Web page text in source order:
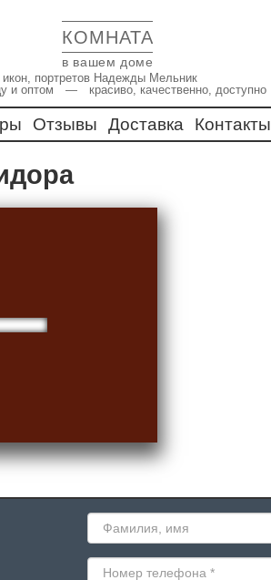
КОМНАТА
в вашем доме
икон, портретов Надежды Мельник
и оптом — красиво, качественно, доступно
Отзывы Доставка Контакты